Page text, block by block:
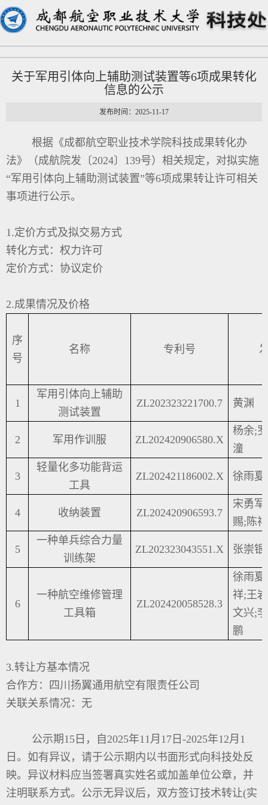
关于军用引体向上辅助测试装置等6项成果转化
信息的公示
发布时间：2025-11-17
根据《成都航空职业技术学院科技成果转化办
法》（成航院发〔2024〕139号）相关规定，对拟实施
“军用引体向上辅助测试装置”等6项成果转让许可相关
事项进行公示。
1.定价方式及拟交易方式
转化方式：权力许可
定价方式：协议定价
2.成果情况及价格
序
号
名称 专利号
1
军用引体向上辅助
测试装置
ZL202323221700.7 黄渊
2 军用作训服 ZL202420906580.X
杨余;
潼
3
轻量化多功能背运
工具
ZL202421186002.X 徐雨夏
4 收纳装置 ZL202420906593.7
宋勇军
赐;陈祥
5
一种单兵综合力量
训练架
ZL202323043551.X 张崇银
6
一种航空维修管理
工具箱
ZL202420058528.3
徐雨夏
祥;王
文兴;
鹏
3.转让方基本情况
合作方：四川扬翼通用航空有限责任公司
关联关系情况：无
公示期15日，自2025年11月17日-2025年12月1
日 。如有异议，请于公示期内以书面形式向科技处反
映。异议材料应当签署真实姓名或加盖单位公章，并
注明联系方式。公示无异议后，双方签订技术转让(实